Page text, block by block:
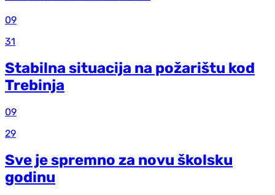
09
31
Stabilna situacija na požarištu kod
Trebinja
09
29
Sve je spremno za novu školsku
godinu